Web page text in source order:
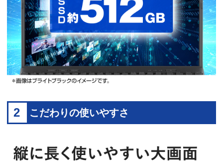
2 こだわりの使いやすさ